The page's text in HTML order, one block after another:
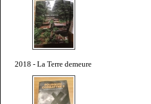
2018 - La Terre demeure